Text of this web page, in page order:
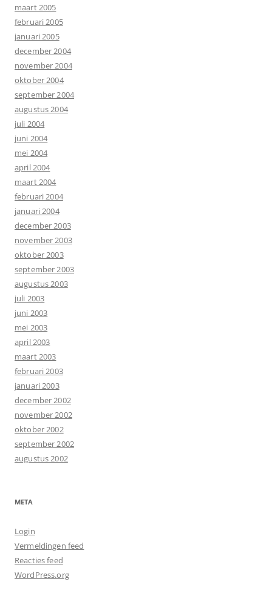
maart 2005
februari 2005
januari 2005
december 2004
november 2004
oktober 2004
september 2004
augustus 2004
juli 2004
juni 2004
mei 2004
april 2004
maart 2004
februari 2004
januari 2004
december 2003
november 2003
oktober 2003
september 2003
augustus 2003
juli 2003
juni 2003
mei 2003
april 2003
maart 2003
februari 2003
januari 2003
december 2002
november 2002
oktober 2002
september 2002
augustus 2002
META
Login
Vermeldingen feed
Reacties feed
WordPress.org